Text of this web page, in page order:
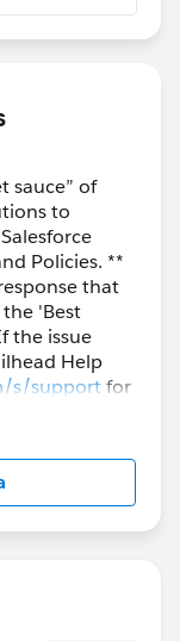
sauce” of
to
Policies. **
that
'Best
the issue
Help
s/supportfor